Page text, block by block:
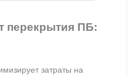
перекрытия ПБ:
затраты на